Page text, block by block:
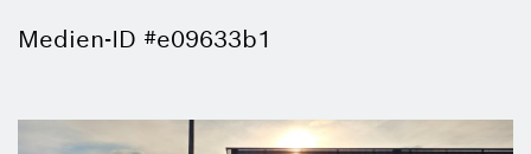
Medien-ID #e09633b1